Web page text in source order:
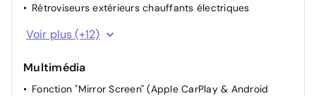
Rétroviseurs extérieurs chauffants électriques
Retroviseur interieur jour-nuit
signalisation
Siège passager réglable en hauteur
Voir plus (+12)
Multimédia
Fonction "Mirror Screen" (Apple CarPlay & Android